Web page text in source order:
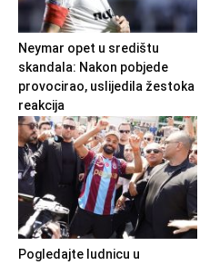
Neymar opet u središtu
skandala: Nakon pobjede
provocirao, uslijedila žestoka
reakcija
Pogledajte ludnicu u